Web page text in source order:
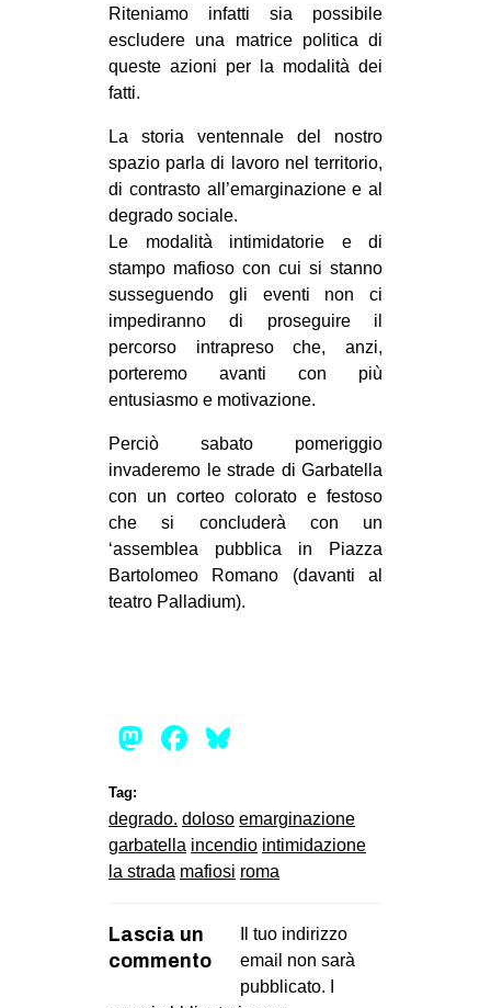
EUROPA
MEDIO ORIENTE
EVENTI
tw
bsky
ms
Riteniamo infatti sia possibile
escludere una matrice politica di
queste azioni per la modalità dei
fatti.
La storia ventennale del nostro
spazio parla di lavoro nel territorio,
di contrasto all’emarginazione e al
degrado sociale.
Le modalità intimidatorie e di
stampo mafioso con cui si stanno
susseguendo gli eventi non ci
impediranno di proseguire il
percorso intrapreso che, anzi,
porteremo avanti con più
entusiasmo e motivazione.
Perciò sabato pomeriggio
invaderemo le strade di Garbatella
con un corteo colorato e festoso
che si concluderà con un
‘assemblea pubblica in Piazza
Bartolomeo Romano (davanti al
teatro Palladium).
Mastodon
Facebook
Tag:
degrado. doloso emarginazione
garbatella incendio intimidazione
la strada mafiosi roma
Lascia un
commento
Il tuo indirizzo
email non sarà
pubblicato.